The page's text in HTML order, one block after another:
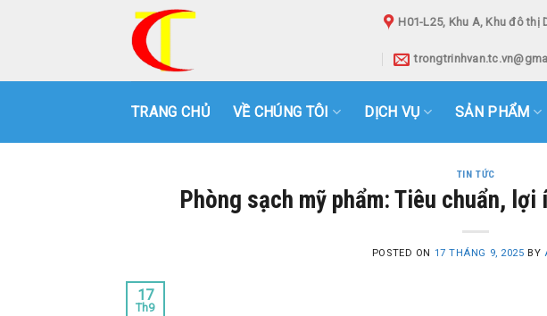
H01-L25, Khu A, Khu đô thị
TRANG CHỦ VỀ CHÚNG TÔI DỊCH VỤ SẢN PHẨM
TIN TỨC
Phòng sạch mỹ phẩm: Tiêu chuẩn,
POSTED ON 17 THÁNG 9, 2025 BY
17
Th9